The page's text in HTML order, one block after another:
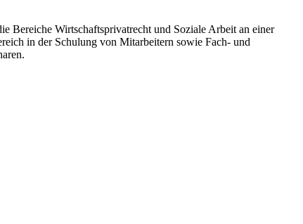
Bereiche Wirtschaftsprivatrecht und Soziale Arbeit an einer
in der Schulung von Mitarbeitern sowie Fach- und